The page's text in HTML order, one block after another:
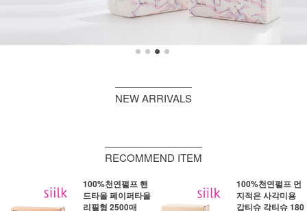
NEW ARRIVALS
RECOMMEND ITEM
100%천연펄프 핸
드타올 페이퍼타올
리필형 2500매
100%천연펄프 먼
지적은 사각미용
갑티슈 각티슈 180